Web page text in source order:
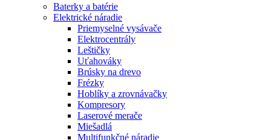
Baterky a batérie
Elektrické náradie
Priemyselné vysávače
Elektrocentrály
Leštičky
Uťahováky
Brúsky na drevo
Frézky
Hoblíky a zrovnávačky
Kompresory
Laserové merače
Miešadlá
Multifunkčné náradie